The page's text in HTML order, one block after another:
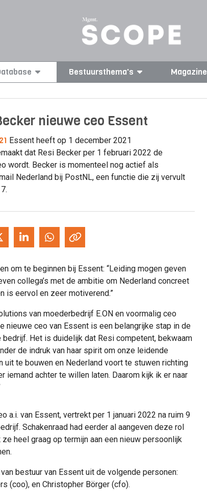
Bestuursthema's Magazine
nieuwe ceo Essent
Essent heeft op 1 december 2021
dat Resi Becker per 1 februari 2022 de
wordt. Becker is momenteel nog actief als
Nederland bij PostNL, een functie die zij vervult
om te beginnen bij Essent: “Leiding mogen geven
collega’s met de ambitie om Nederland concreet
is eervol en zeer motiverend.”
van moederbedrijf E.ON en voormalig ceo
nieuwe ceo van Essent is een belangrijke stap in de
Het is duidelijk dat Resi competent, bekwaam
de indruk van haar spirit om onze leidende
te bouwen en Nederland voort te stuwen richting
iemand achter te willen laten. Daarom kijk ik er naar
a.i. van Essent, vertrekt per 1 januari 2022 na ruim 9
Schakenraad had eerder al aangeven deze rol
heel graag op termijn aan een nieuw persoonlijk
bestuur van Essent uit de volgende personen:
(coo), en Christopher Börger (cfo).